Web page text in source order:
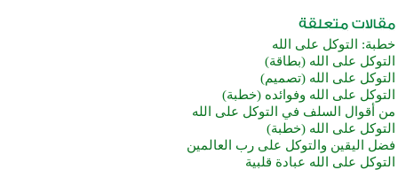
خطبة: التوكل على الله
التوكل على الله (بطاقة)
التوكل على الله (تصميم)
التوكل على الله وفوائده (خطبة)
من أقوال السلف في التوكل على الله
التوكل على الله (خطبة)
فضل اليقين والتوكل على رب العالمين
التوكل على الله عبادة قلبية